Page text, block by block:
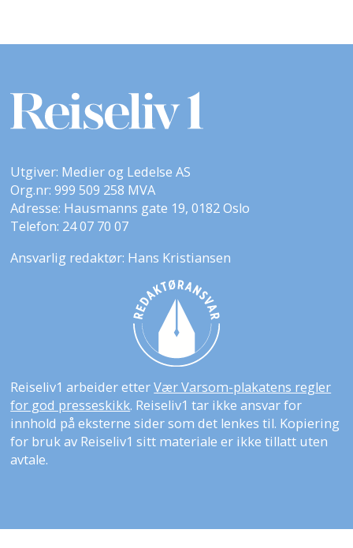
Utgiver: Medier og Ledelse AS
Org.nr: 999 509 258 MVA
Adresse: Hausmanns gate 19, 0182 Oslo
Telefon: 24 07 70 07
Ansvarlig redaktør: Hans Kristiansen
Reiseliv1 arbeider etterVær Varsom-plakatens regler
for god presseskikk. Reiseliv1 tar ikke ansvar for
innhold på eksterne sider som det lenkes til. Kopiering
for bruk av Reiseliv1 sitt materiale er ikke tillatt uten
avtale.